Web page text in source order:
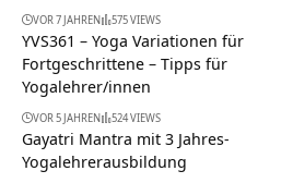
VOR 7 JAHREN 575 VIEWS
YVS361 – Yoga Variationen für
Fortgeschrittene – Tipps für
Yogalehrer/innen
VOR 5 JAHREN 524 VIEWS
Gayatri Mantra mit 3 Jahres-
Yogalehrerausbildung